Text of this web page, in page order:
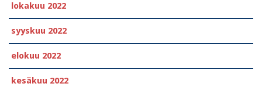
lokakuu 2022
syyskuu 2022
elokuu 2022
kesäkuu 2022